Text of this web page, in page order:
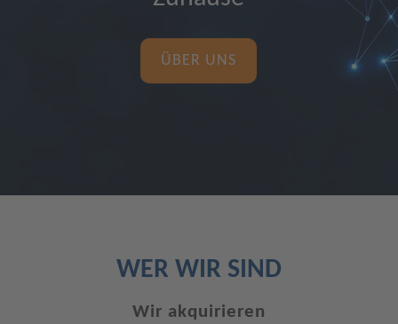
ÜBER UNS
WER WIR SIND
Wir akquirieren